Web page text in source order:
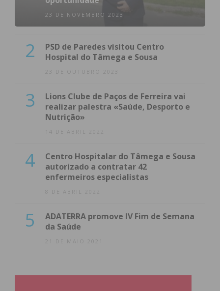
23 DE NOVEMBRO 2023
2
PSD de Paredes visitou Centro
Hospital do Tâmega e Sousa
23 DE OUTUBRO 2023
3
Lions Clube de Paços de Ferreira vai
realizar palestra «Saúde, Desporto e
Nutrição»
14 DE ABRIL 2022
4
Centro Hospitalar do Tâmega e Sousa
autorizado a contratar 42
enfermeiros especialistas
8 DE ABRIL 2022
5
ADATERRA promove IV Fim de Semana
da Saúde
21 DE MAIO 2021